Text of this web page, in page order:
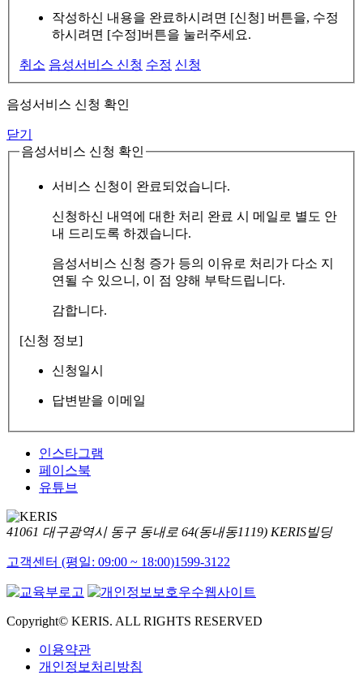
작성하신 내용을 완료하시려면 [신청] 버튼을, 수정
하시려면 [수정]버튼을 눌러주세요.
취소 음성서비스 신청 수정 신청
음성서비스 신청 확인
닫기
음성서비스 신청 확인
서비스 신청이 완료되었습니다.
신청하신 내역에 대한 처리 완료 시 메일로 별도 안
내 드리도록 하겠습니다.
음성서비스 신청 증가 등의 이유로 처리가 다소 지
연될 수 있으니, 이 점 양해 부탁드립니다.
감합니다.
[신청 정보]
신청일시
답변받을 이메일
인스타그램
페이스북
유튜브
41061 대구광역시 동구 동내로 64(동내동1119) KERIS빌딩
고객센터 (평일: 09:00 ~ 18:00)1599-3122
Copyright© KERIS. ALL RIGHTS RESERVED
이용약관
개인정보처리방침